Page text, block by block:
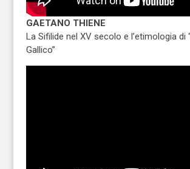
GAETANO THIENE
La Sifilide nel XV secolo e l’etimologia di
Gallico”